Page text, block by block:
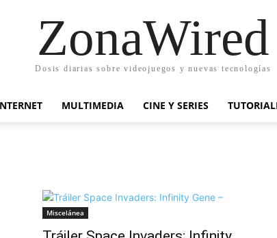
ZonaWired
Dosis diarias sobre videojuegos y nuevas tecnologías
MULTIMEDIA CINE Y SERIES
Miscelánea